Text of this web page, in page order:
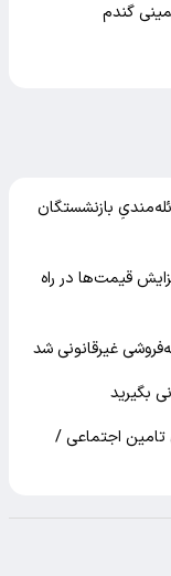
گندم
بازنشستگان
قیمت‌ها در راه
غیرقانونی شد
تامین اجتماعی /